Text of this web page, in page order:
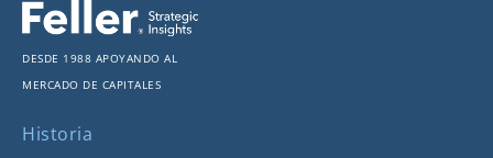
Desde 1988 apoyando al
mercado de capitales
Historia